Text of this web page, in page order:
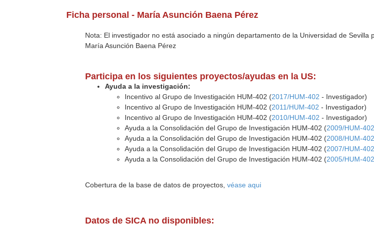
Ficha personal - María Asunción Baena Pérez
Nota: El investigador no está asociado a ningún departamento de la Universidad de Sevilla
María Asunción Baena Pérez
Participa en los siguientes proyectos/ayudas en la US:
Ayuda a la investigación:
Incentivo al Grupo de Investigación HUM-402 (2017/HUM-402 - Investigador)
Incentivo al Grupo de Investigación HUM-402 (2011/HUM-402 - Investigador)
Incentivo al Grupo de Investigación HUM-402 (2010/HUM-402 - Investigador)
Ayuda a la Consolidación del Grupo de Investigación HUM-402 (2009/HUM-402
Ayuda a la Consolidación del Grupo de Investigación HUM-402 (2008/HUM-402
Ayuda a la Consolidación del Grupo de Investigación HUM-402 (2007/HUM-402
Ayuda a la Consolidación del Grupo de Investigación HUM-402 (2005/HUM-402
Cobertura de la base de datos de proyectos,véase aqui
Datos de SICA no disponibles: